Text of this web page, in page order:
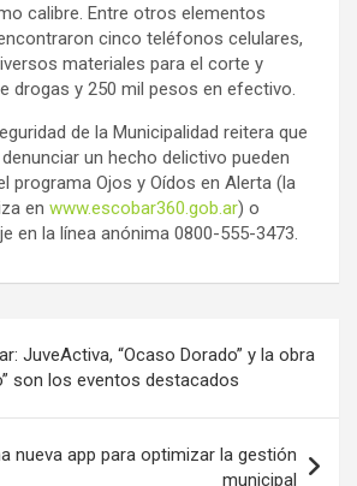
calibre. Entre otros elementos
cinco teléfonos celulares,
materiales para el corte y
drogas y 250 mil pesos en efectivo.
de la Municipalidad reitera que
un hecho delictivo pueden
programa Ojos y Oídos en Alerta (la
en www.escobar360.gob.ar) o
en la línea anónima 0800-555-3473.
JuveActiva, “Ocaso Dorado” y la obra
son los eventos destacados
nueva app para optimizar la gestión
municipal